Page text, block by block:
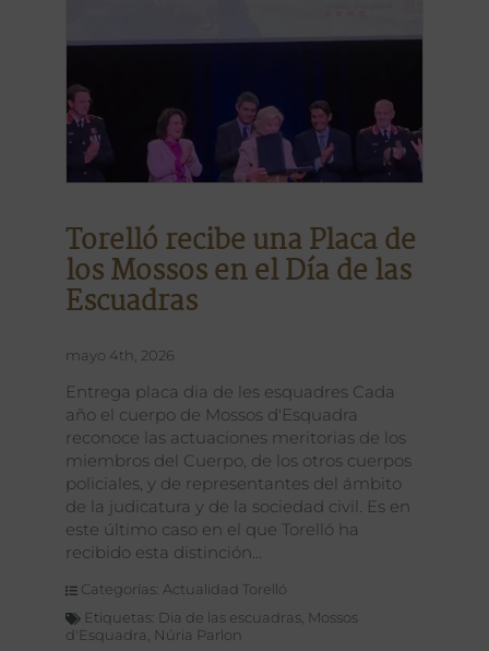
Torelló recibe una Placa de
los Mossos en el Día de las
Escuadras
mayo 4th, 2026
Entrega placa dia de les esquadres Cada
año el cuerpo de Mossos d'Esquadra
reconoce las actuaciones meritorias de los
miembros del Cuerpo, de los otros cuerpos
policiales, y de representantes del ámbito
de la judicatura y de la sociedad civil. Es en
este último caso en el que Torelló ha
recibido esta distinción
Categorías: Actualidad Torelló
Etiquetas: Dia de las escuadras Mossos
d'Esquadra
Núria Parlon